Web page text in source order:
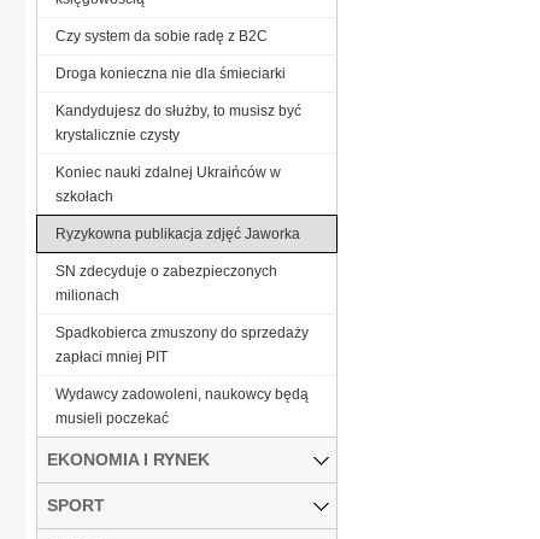
Czy system da sobie radę z B2C
Droga konieczna nie dla śmieciarki
Kandydujesz do służby, to musisz być
krystalicznie czysty
Koniec nauki zdalnej Ukraińców w
szkołach
Ryzykowna publikacja zdjęć Jaworka
SN zdecyduje o zabezpieczonych
milionach
Spadkobierca zmuszony do sprzedaży
zapłaci mniej PIT
Wydawcy zadowoleni, naukowcy będą
musieli poczekać
EKONOMIA I RYNEK
SPORT